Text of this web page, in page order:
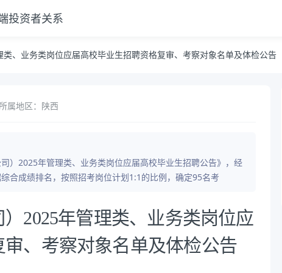
投资者关系
、业务类岗位应届高校毕业生招聘资格复审、考察对象名单及体检公告
所属地区：陕西
）2025年管理类、业务类岗位应届高校毕业生招聘公告》，经
合成绩排名，按照招考岗位计划1:1的比例，确定95名考
2025年管理类、业务类岗位应
、考察对象名单及体检公告